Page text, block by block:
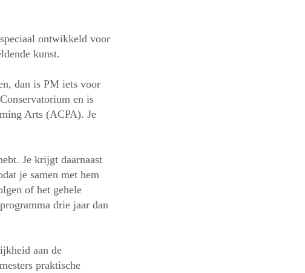
ontwikkeld voor
kunst.
dan is PM iets voor
en is
Arts (ACPA). Je
Je krijgt daarnaast
je samen met hem
of het gehele
drie jaar dan
aan de
praktische